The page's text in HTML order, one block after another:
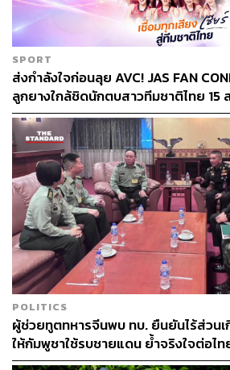
สามารถติดตาม THE
ผ่านแอปพลิเคชันต่างๆ ที่คุณสะดวกหรื
TAGS: China การส่งออก พลังงาน
ABOUT THE
SPORT
ส่งกำลังใจก่อนลุย AVC! JAS FAN
ลูกยางใกล้ชิดนักตบสาวทีมชาติไทย 15
POLITICS
ผู้ช่วยทูตทหารจีนพบ ทบ. ยืนยันไร้ส่วน
ให้กัมพูชาใช้รบชายแดน ย้ำจริงใจต่อไท
ทางออกสันติวิธี